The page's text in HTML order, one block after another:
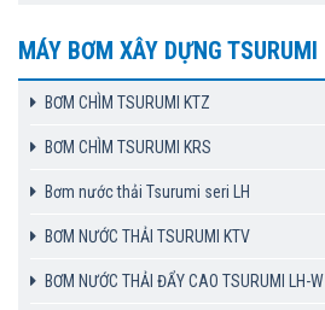
MÁY BƠM XÂY DỰNG TSURUMI
BƠM CHÌM TSURUMI KTZ
BƠM CHÌM TSURUMI KRS
Bơm nước thải Tsurumi seri LH
BƠM NƯỚC THẢI TSURUMI KTV
BƠM NƯỚC THẢI ĐẨY CAO TSURUMI LH-W